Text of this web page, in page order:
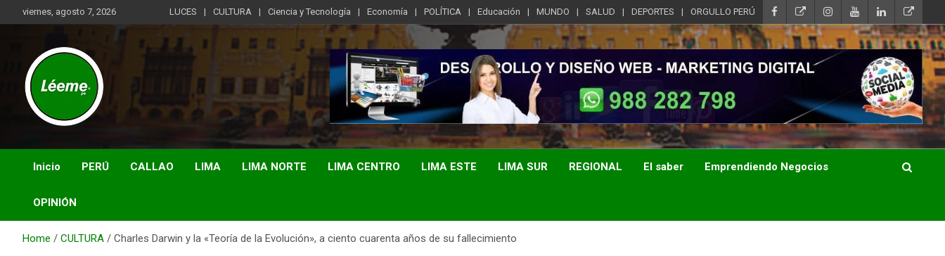
to
viernes, agosto 7, 2026 LUCES CULTURA Ciencia y Tecnología Economía POLÍTICA Educación MUNDO SALUD DEPORTES ORGULLO PERÚ
Léeme.pe
Noticias de actualidad del mundo distrital, vecinal, municipal y
de negocios a nivel de Lima Metropolitana, sin descuidar las
noticias de alcance nacional.
Inicio PERÚ CALLAO LIMA LIMA NORTE LIMA CENTRO LIMA ESTE LIMA SUR REGIONAL El saber Emprendiendo Negocios
OPINIÓN
Home CULTURA Charles Darwin y la «Teoría de la Evolución», a ciento cuarenta años de su fallecimiento